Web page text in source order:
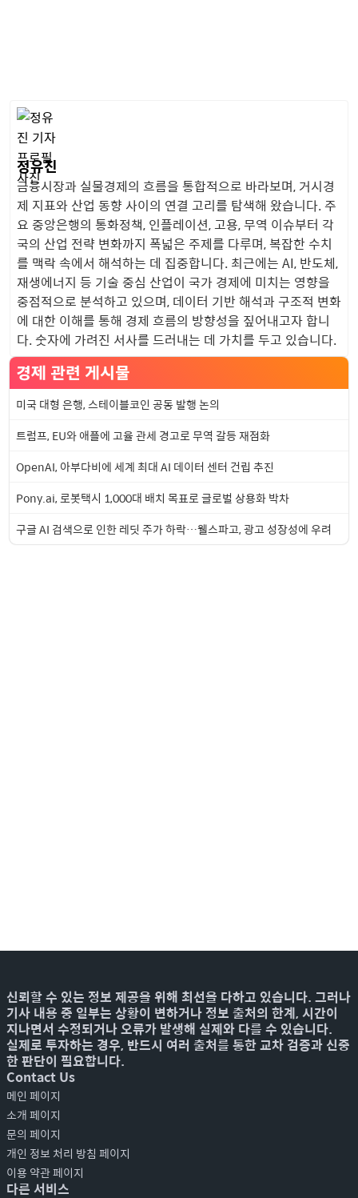
정유진
금융시장과 실물경제의 흐름을 통합적으로 바라보며, 거시경
제 지표와 산업 동향 사이의 연결 고리를 탐색해 왔습니다. 주
요 중앙은행의 통화정책, 인플레이션, 고용, 무역 이슈부터 각
국의 산업 전략 변화까지 폭넓은 주제를 다루며, 복잡한 수치
를 맥락 속에서 해석하는 데 집중합니다. 최근에는 AI, 반도체,
재생에너지 등 기술 중심 산업이 국가 경제에 미치는 영향을
중점적으로 분석하고 있으며, 데이터 기반 해석과 구조적 변화
에 대한 이해를 통해 경제 흐름의 방향성을 짚어내고자 합니
다. 숫자에 가려진 서사를 드러내는 데 가치를 두고 있습니다.
경제 관련 게시물
미국 대형 은행, 스테이블코인 공동 발행 논의
트럼프, EU와 애플에 고율 관세 경고로 무역 갈등 재점화
OpenAI, 아부다비에 세계 최대 AI 데이터 센터 건립 추진
Pony.ai, 로봇택시 1,000대 배치 목표로 글로벌 상용화 박차
구글 AI 검색으로 인한 레딧 주가 하락…웰스파고, 광고 성장성에 우려
신뢰할 수 있는 정보 제공을 위해 최선을 다하고 있습니다. 그러나
기사 내용 중 일부는 상황이 변하거나 정보 출처의 한계, 시간이
지나면서 수정되거나 오류가 발생해 실제와 다를 수 있습니다.
실제로 투자하는 경우, 반드시 여러 출처를 통한 교차 검증과 신중
한 판단이 필요합니다.
Contact Us
메인 페이지
소개 페이지
문의 페이지
개인 정보 처리 방침 페이지
이용 약관 페이지
다른 서비스